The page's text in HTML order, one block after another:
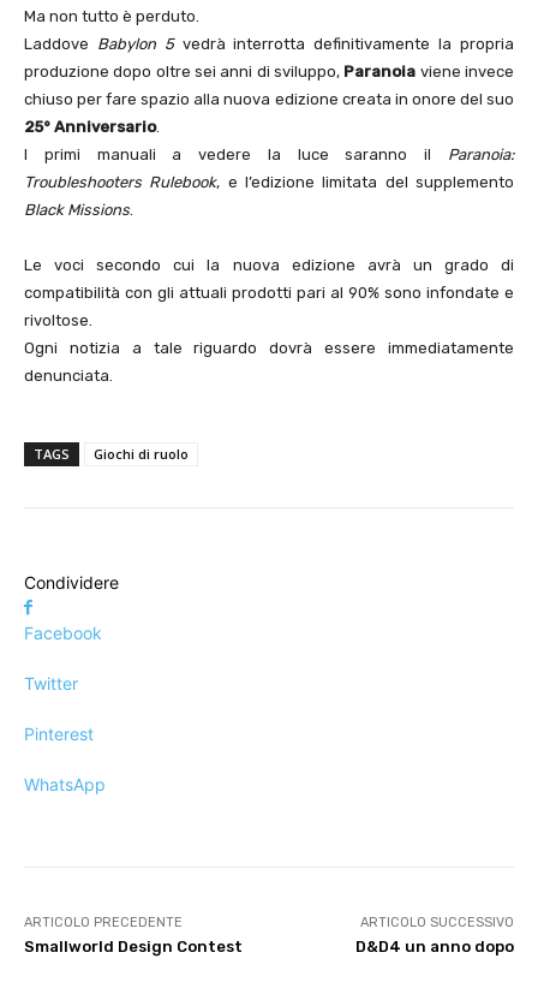
Ma non tutto è perduto.
Laddove Babylon 5vedrà interrotta definitivamente la propria
produzione dopo oltre sei anni di sviluppo, Paranoia viene invece
chiuso per fare spazio alla nuova edizione creata in onore del suo
25° Anniversario.
I primi manuali a vedere la luce saranno il Paranoia:
Troubleshooters Rulebook, e l’edizione limitata del supplemento
Black Missions.
Le voci secondo cui la nuova edizione avrà un grado di
compatibilità con gli attuali prodotti pari al 90% sono infondate e
rivoltose.
Ogni notizia a tale riguardo dovrà essere immediatamente
denunciata.
TAGS Giochi di ruolo
Condividere
Facebook
Twitter
Pinterest
WhatsApp
ARTICOLO PRECEDENTE
Smallworld Design Contest
ARTICOLO SUCCESSIVO
D&D4 un anno dopo